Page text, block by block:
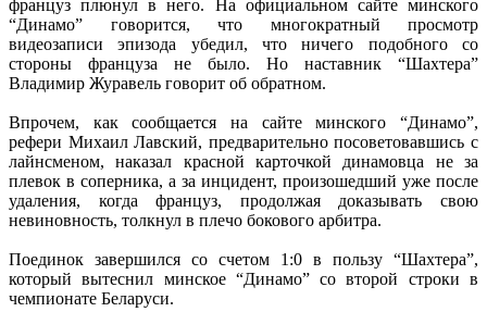
француз плюнул в него. На официальном сайте минского
“Динамо” говорится, что многократный просмотр
видеозаписи эпизода убедил, что ничего подобного со
стороны француза не было. Но наставник “Шахтера”
Владимир Журавель говорит об обратном.
Впрочем, как сообщается на сайте минского “Динамо”,
рефери Михаил Лавский, предварительно посоветовавшись с
лайнсменом, наказал красной карточкой динамовца не за
плевок в соперника, а за инцидент, произошедший уже после
удаления, когда француз, продолжая доказывать свою
невиновность, толкнул в плечо бокового арбитра.
Поединок завершился со счетом 1:0 в пользу “Шахтера”,
который вытеснил минское “Динамо” со второй строки в
чемпионате Беларуси.